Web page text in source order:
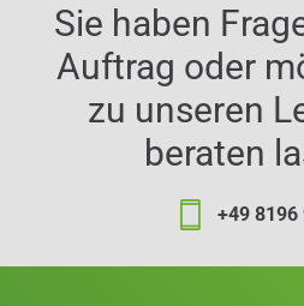
Sie haben
Auftrag oder
zu unseren
beraten
+49 8196